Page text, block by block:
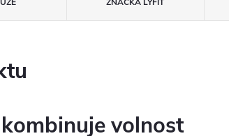
volnost